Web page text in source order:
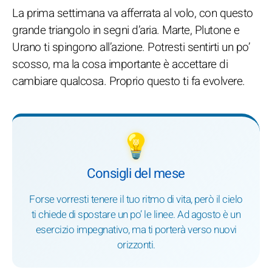
La prima settimana va afferrata al volo, con questo
grande triangolo in segni d’aria. Marte, Plutone e
Urano ti spingono all’azione. Potresti sentirti un po’
scosso, ma la cosa importante è accettare di
cambiare qualcosa. Proprio questo ti fa evolvere.
💡
Consigli del mese
Forse vorresti tenere il tuo ritmo di vita, però il cielo
ti chiede di spostare un po’ le linee. Ad agosto è un
esercizio impegnativo, ma ti porterà verso nuovi
orizzonti.